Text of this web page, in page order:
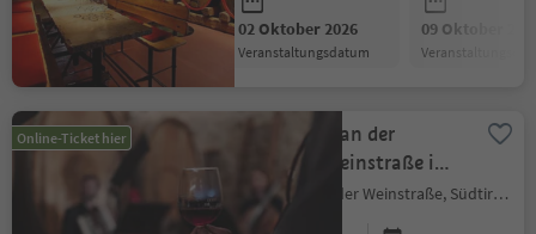
02 Oktober 2026
Veranstaltungsdatum
09 Oktober
Online-Ticket hier
WeinKlänge an der
Südtiroler Weinstraße im
Ansitz Freienfeld
Kurtatsch an der Weinstraße, Südtiroler Weinstraße